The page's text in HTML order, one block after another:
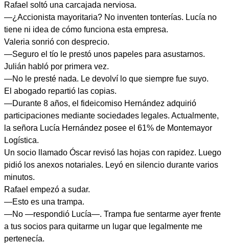
Rafael soltó una carcajada nerviosa.
—¿Accionista mayoritaria? No inventen tonterías. Lucía no
tiene ni idea de cómo funciona esta empresa.
Valeria sonrió con desprecio.
—Seguro el tío le prestó unos papeles para asustarnos.
Julián habló por primera vez.
—No le presté nada. Le devolví lo que siempre fue suyo.
El abogado repartió las copias.
—Durante 8 años, el fideicomiso Hernández adquirió
participaciones mediante sociedades legales. Actualmente,
la señora Lucía Hernández posee el 61% de Montemayor
Logística.
Un socio llamado Óscar revisó las hojas con rapidez. Luego
pidió los anexos notariales. Leyó en silencio durante varios
minutos.
Rafael empezó a sudar.
—Esto es una trampa.
—No —respondió Lucía—. Trampa fue sentarme ayer frente
a tus socios para quitarme un lugar que legalmente me
pertenecía.